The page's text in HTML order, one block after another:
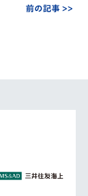
前の記事 >>